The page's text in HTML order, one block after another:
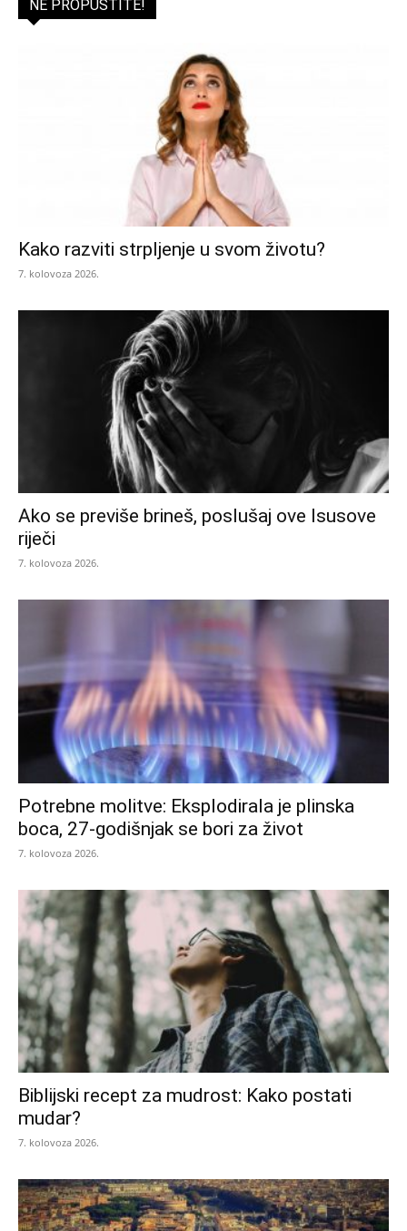
NE PROPUSTITE!
Kako razviti strpljenje u svom životu?
7. kolovoza 2026.
Ako se previše brineš, poslušaj ove Isusove
riječi
7. kolovoza 2026.
Potrebne molitve: Eksplodirala je plinska
boca, 27-godišnjak se bori za život
7. kolovoza 2026.
Biblijski recept za mudrost: Kako postati
mudar?
7. kolovoza 2026.